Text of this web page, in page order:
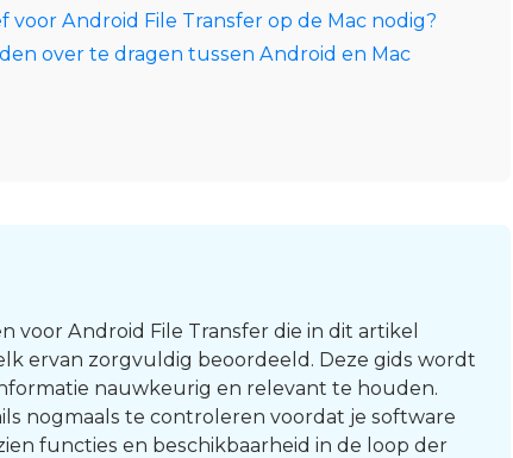
Android File Transfer op de Mac nodig?
over te dragen tussen Android en Mac
voor Android File Transfer die in dit artikel
ervan zorgvuldig beoordeeld. Deze gids wordt
nauwkeurig en relevant te houden.
nogmaals te controleren voordat je software
functies en beschikbaarheid in de loop der